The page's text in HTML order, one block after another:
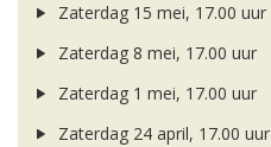
Zaterdag 15 mei, 17.00 uur
Zaterdag 8 mei, 17.00 uur
Zaterdag 1 mei, 17.00 uur
Zaterdag 24 april, 17.00 uur